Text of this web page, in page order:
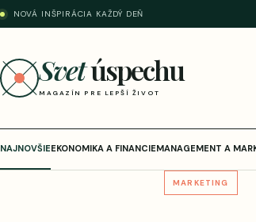
NOVÁ INŠPIRÁCIA KAŽDÝ DEŇ
Svetúspechu
MAGAZÍN PRE LEPŠÍ ŽIVOT
NAJNOVŠIEEKONOMIKA A FINANCIEMANAGEMENT A
MARKETING